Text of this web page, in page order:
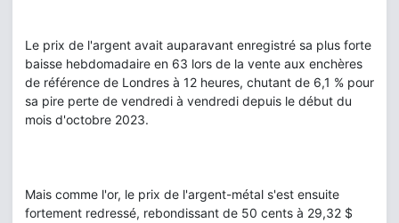
Le prix de l'argent avait auparavant enregistré sa plus forte
baisse hebdomadaire en 63 lors de la vente aux enchères
de référence de Londres à 12 heures, chutant de 6,1 % pour
sa pire perte de vendredi à vendredi depuis le début du
mois d'octobre 2023.
Mais comme l'or, le prix de l'argent-métal s'est ensuite
fortement redressé, rebondissant de 50 cents à 29,32 $